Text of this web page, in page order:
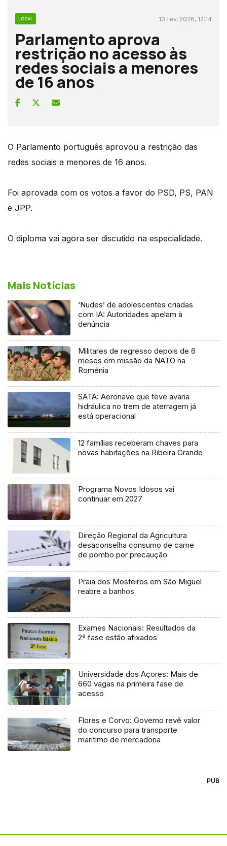
LOCAL 13 fev, 2026, 12:14
Parlamento aprova
restrição no acesso às
redes sociais a menores
de 16 anos
O Parlamento português aprovou a restrição das
redes sociais a menores de 16 anos.
Foi aprovada com os votos a favor do PSD, PS, PAN
e JPP.
O diploma vai agora ser discutido na especialidade.
Mais Notícias
‘Nudes’ de adolescentes criadas
com IA: Autoridades apelam à
denúncia
Militares de regresso depois de 6
meses em missão da NATO na
Roménia
SATA: Aeronave que teve avaria
hidráulica no trem de aterragem já
está operacional
12 famílias receberam chaves para
novas habitações na Ribeira Grande
Programa Novos Idosos vai
continuar em 2027
Direção Regional da Agricultura
desaconselha consumo de carne
de pombo por precaução
Praia dos Mosteiros em São Miguel
reabre a banhos
Exames Nacionais: Resultados da
2ª fase estão afixados
Universidade dos Açores: Mais de
660 vagas na primeira fase de
acesso
Flores e Corvo: Governo revê valor
do concurso para transporte
marítimo de mercadoria
PUB